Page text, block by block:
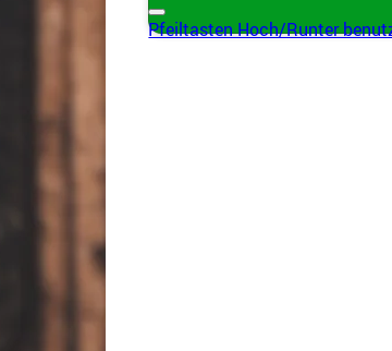
Pfeiltasten Hoch/Runter